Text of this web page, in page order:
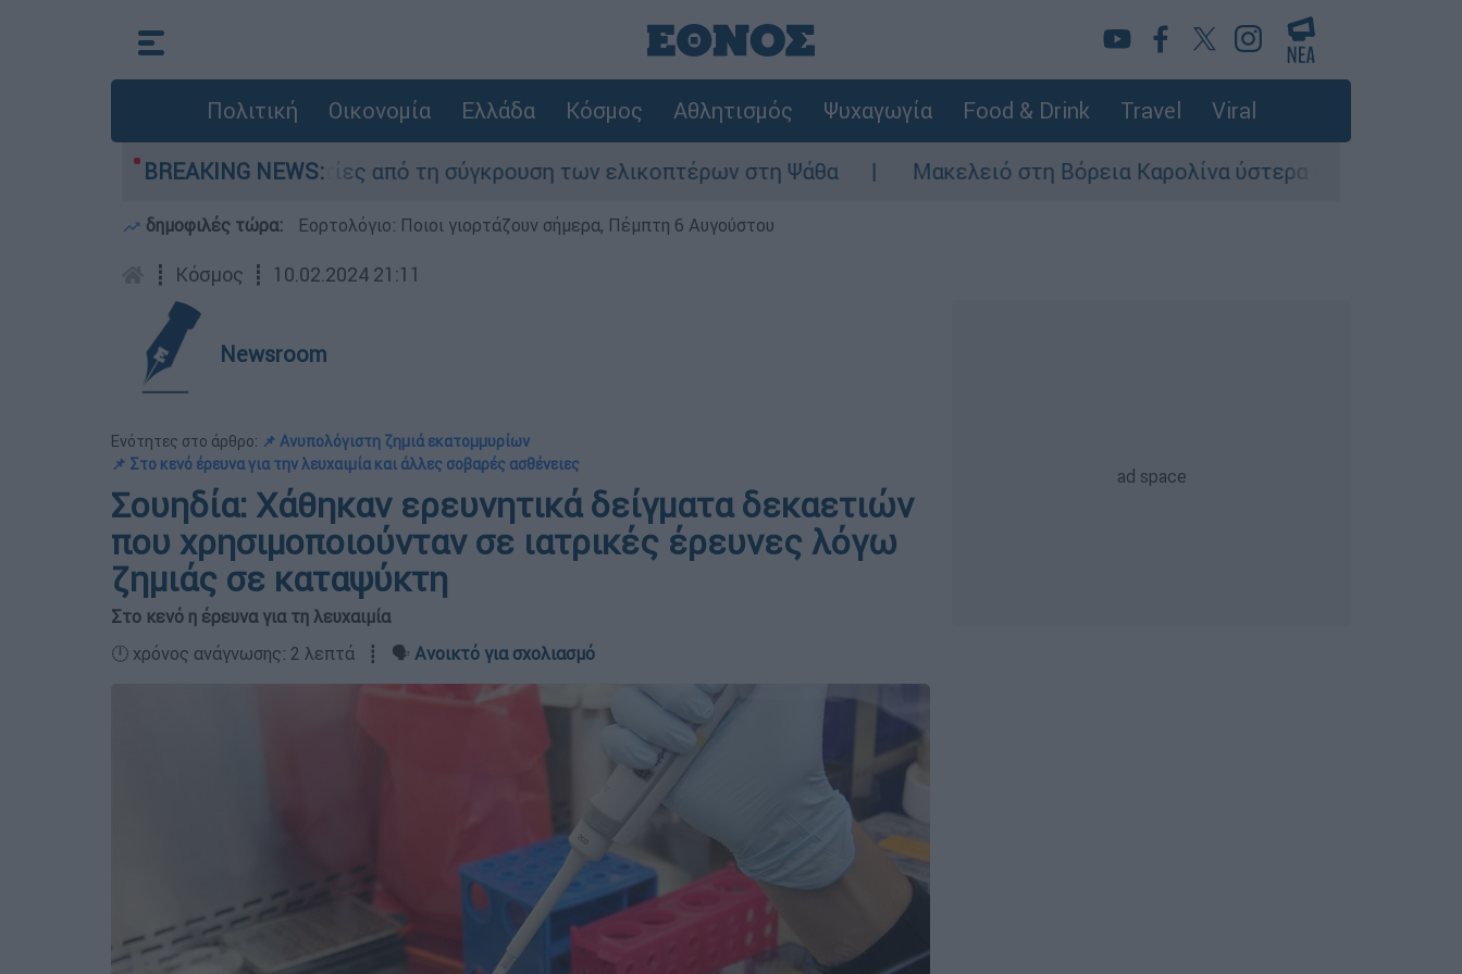
Πολιτική Οικονομία Ελλάδα Κόσμος Αθλητισμός Ψυχαγωγία Food & Drink Travel Viral
BREAKING NEWS:
οι δύο τραυματίες από τη σύγκρουση των ελικοπτέρων στη Ψάθα Μακελειό στη Βόρεια Καρολίνα ύστερα από πυροβολισμούς:
δημοφιλές τώρα: Εορτολόγιο: Ποιοι γιορτάζουν σήμερα, Πέμπτη 6 Αυγούστου
┋ Κόσμος ┋ 10.02.2024 21:11
Newsroom
Ενότητες στο άρθρο: 📌 Ανυπολόγιστη ζημιά εκατομμυρίων
📌 Στο κενό έρευνα για την λευχαιμία και άλλες σοβαρές ασθένειες
Σουηδία: Χάθηκαν ερευνητικά δείγματα δεκαετιών
που χρησιμοποιούνταν σε ιατρικές έρευνες λόγω
ζημιάς σε καταψύκτη
Στο κενό η έρευνα για τη λευχαιμία
🕛 χρόνος ανάγνωσης: 2 λεπτά ┋ 🗣️ Ανοικτό για σχολιασμό